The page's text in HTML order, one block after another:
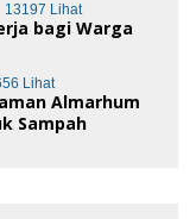
13197 Lihat
bagi Warga
Lihat
Almarhum
Sampah